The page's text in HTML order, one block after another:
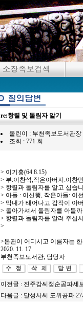
re:항렬 및 돌림자 알기
올린이 : 부천족보도서관장
조회 : 771 회
> 이기홍(64.8.15)
> 부:이찬석,작은아버지:이찬
> 항렬과 돌림자를 알고 십습
> 아들 : 이신행, 작은아들: 이
> 막내가 태어나고 갑작이 아
> 돌아가셔서 돌림자를 아들
> 항렬과 돌림자를 알려 주십
>
>본관이 어디시고 이름자는
2020. 11. 17
부천족보도서관; 담당자
이전글 : 진주강씨정순공파세
다음글 : 달성서씨 도위공파